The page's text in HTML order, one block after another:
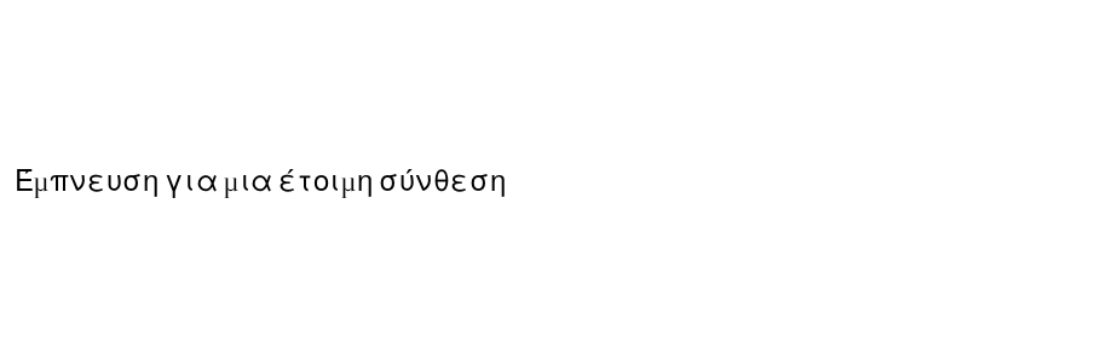
Έμπνευση για μια έτοιμη σύνθεση